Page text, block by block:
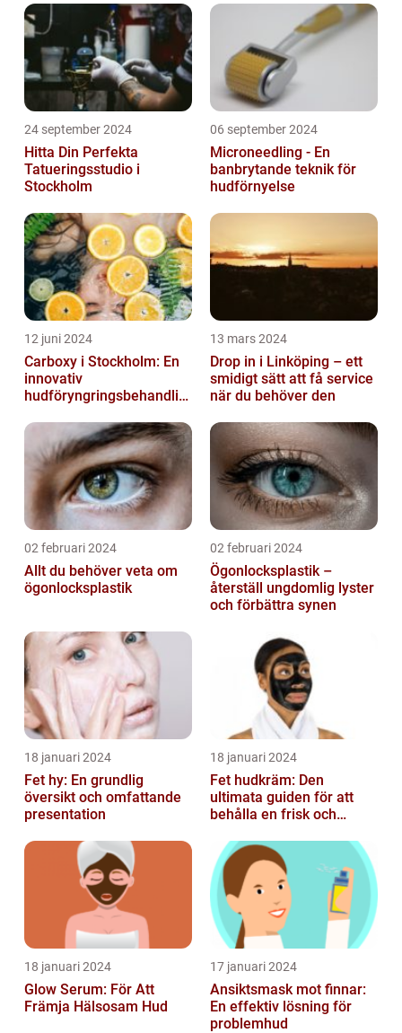
24 september 2024
Hitta Din Perfekta
Tatueringsstudio i
Stockholm
06 september 2024
Microneedling - En
banbrytande teknik för
hudförnyelse
12 juni 2024
Carboxy i Stockholm: En
innovativ
hudföryngringsbehandlin
13 mars 2024
Drop in i Linköping – ett
smidigt sätt att få service
när du behöver den
02 februari 2024
Allt du behöver veta om
ögonlocksplastik
02 februari 2024
Ögonlocksplastik –
återställ ungdomlig lyster
och förbättra synen
18 januari 2024
Fet hy: En grundlig
översikt och omfattande
presentation
18 januari 2024
Fet hudkräm: Den
ultimata guiden för att
behålla en frisk och
18 januari 2024
Glow Serum: För Att
Främja Hälsosam Hud
17 januari 2024
Ansiktsmask mot finnar:
En effektiv lösning för
problemhud